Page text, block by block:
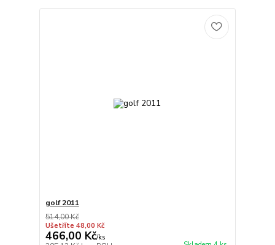
golf 2011
514,00 Kč
Ušetříte 48,00 Kč
466,00 Kč/ks